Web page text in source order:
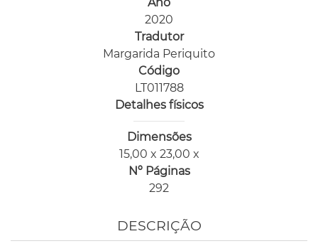
Ano
2020
Tradutor
Margarida Periquito
Código
LT011788
Detalhes físicos
Dimensões
15,00 x 23,00 x
Nº Páginas
292
DESCRIÇÃO